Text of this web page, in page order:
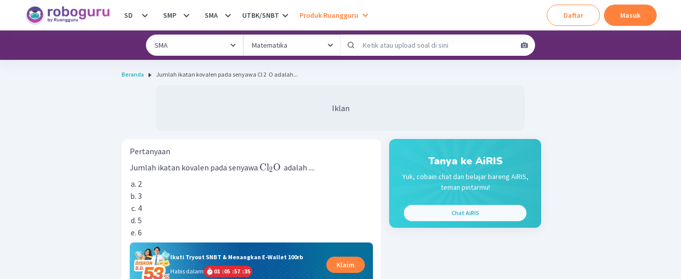
SD SMP SMA UTBK/SNBT Produk Ruangguru Daftar Masuk
Beranda Jumlah ikatan kovalen pada senyawa Cl 2 ​ O adalah...
Iklan
Pertanyaan
Jumlah ikatan kovalen pada senyawa Cl2O adalah ....
2
3
4
5
6
Ikuti Tryout SNBT & Menangkan E-Wallet 100rb
Habis dalam
01 :05 :57 :34
Klaim
Tanya ke AiRIS
Yuk, cobain chat dan belajar bareng AiRIS,
teman pintarmu!
Chat AiRIS